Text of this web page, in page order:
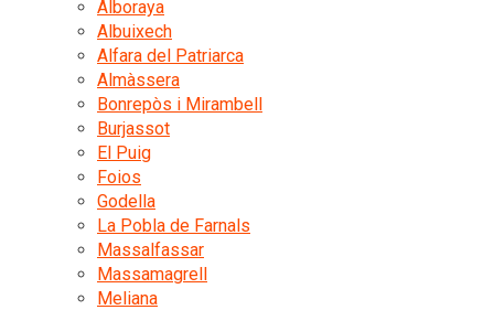
Alboraya
Albuixech
Alfara del Patriarca
Almàssera
Bonrepòs i Mirambell
Burjassot
El Puig
Foios
Godella
La Pobla de Farnals
Massalfassar
Massamagrell
Meliana